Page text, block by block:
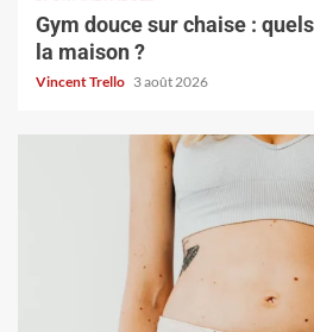
Gym douce sur chaise :
la maison ?
Vincent Trello 3 août 2026